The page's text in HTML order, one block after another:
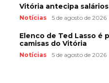
Vitória antecipa
Notícias 5 de agosto de 2026
Elenco de Ted Lasso é
camisas do Vitória
Notícias 5 de agosto de 2026